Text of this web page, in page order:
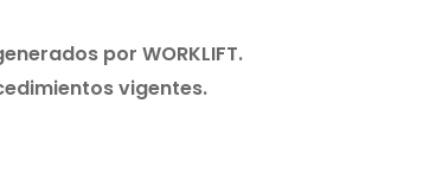
por WORKLIFT.
vigentes.